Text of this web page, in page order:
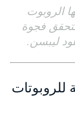
الروبوت
تتحقق فجوة
ليبسن.
للروبوتات